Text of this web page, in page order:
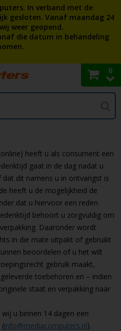
In verband met de
gesloten. Vanaf maandag 24
weer geopend.
die datum in behandeling
0
heeft u als consument een
gaat in de dag nadat u
dit namens u in ontvangst is
heeft u de mogelijkheid de
dat u hiervoor een reden
behoort u zorgvuldig om
Daaronder wordt
in die mate uitpakt of gebruikt
beoordelen of u het wilt
gebruik maakt,
toebehoren en – indien
staat en verpakking naar
u binnen 14 dagen een
(info@mediacomputers.nl).